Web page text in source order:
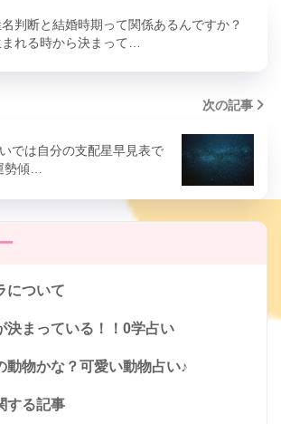
判断と結婚時期って関係あるんですか？
れる時から決まって…
次の記事
では自分の支配星早見表で
勢傾…
について
決まっている！！0学占い
動物かな？可愛い動物占い♪
する記事